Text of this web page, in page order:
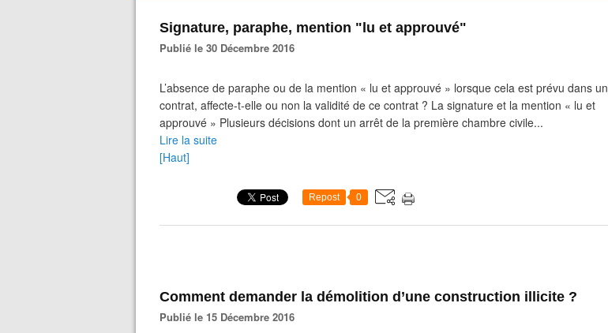
Signature, paraphe, mention "lu et approuvé"
Publié le 30 Décembre 2016
L’absence de paraphe ou de la mention « lu et approuvé » lorsque cela est prévu dans un
contrat, affecte-t-elle ou non la validité de ce contrat ? La signature et la mention « lu et
approuvé » Plusieurs décisions dont un arrêt de la première chambre civile...
Lire la suite
[Haut]
Repost 0
Comment demander la démolition d’une construction illicite ?
Publié le 15 Décembre 2016